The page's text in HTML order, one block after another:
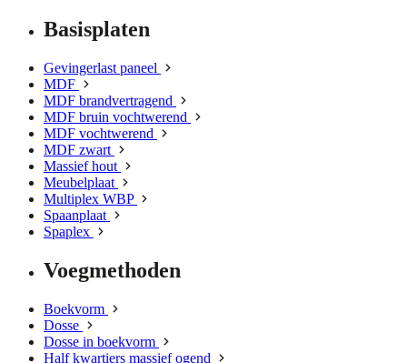
Basisplaten
Gevingerlast paneel
MDF
MDF brandvertragend
MDF bruin vochtwerend
MDF vochtwerend
MDF zwart
Massief hout
Meubelplaat
Multiplex WBP
Spaanplaat
Spaplex
Voegmethoden
Boekvorm
Dosse
Dosse in boekvorm
Half kwartiers massief ogend